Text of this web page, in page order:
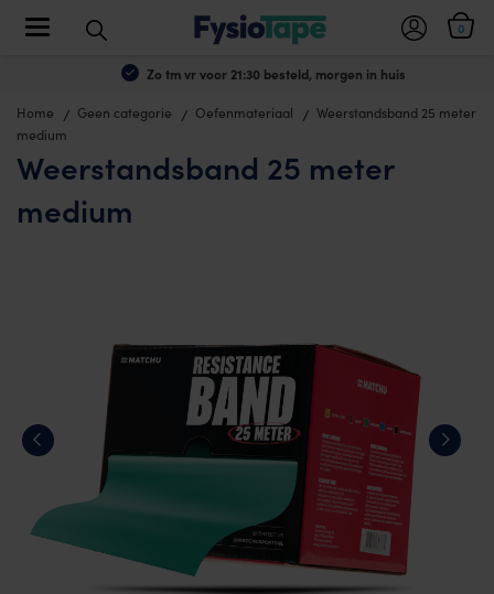
Zo tm vr voor 21:30 besteld, morgen in huis
0
Toggle navigation
Home Geen categorie Oefenmateriaal
Weerstandsband 25 meter
medium
Weerstandsband 25 meter
medium